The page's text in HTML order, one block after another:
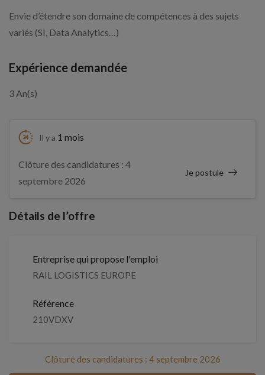
Envie d’étendre son domaine de compétences à des sujets
variés (SI, Data Analytics…)
Expérience demandée
3 An(s)
Il y a 1 mois
Clôture des candidatures : 4
septembre 2026
Je postule
Détails de l’offre
Entreprise qui propose l'emploi
RAIL LOGISTICS EUROPE
Référence
210VDXV
Clôture des candidatures : 4 septembre 2026